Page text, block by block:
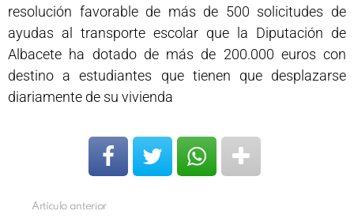
resolución favorable de más de 500 solicitudes de
ayudas al transporte escolar que la Diputación de
Albacete ha dotado de más de 200.000 euros con
destino a estudiantes que tienen que desplazarse
diariamente de su vivienda
Artículo anterior